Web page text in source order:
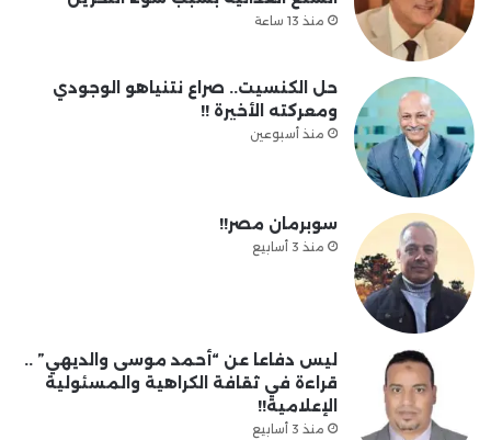
منذ 13 ساعة
حل الكنسيت.. صراع نتنياهو الوجودي
ومعركته الأخيرة !!
منذ أسبوعين
سوبرمان مصر!!
منذ 3 أسابيع
ليس دفاعا عن “أحمد موسى والديهي” ..
قراءة في ثقافة الكراهية والمسئولية
الإعلامية!!
منذ 3 أسابيع